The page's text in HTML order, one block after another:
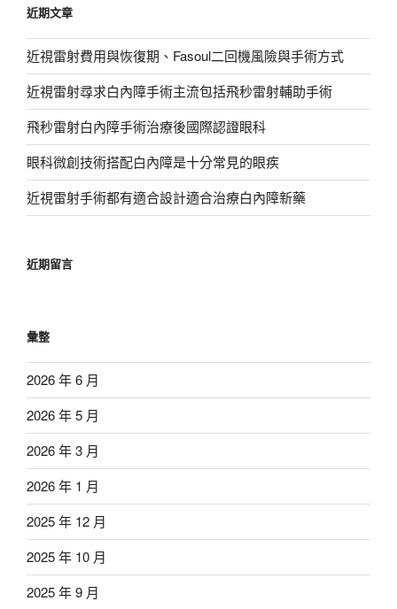
字:
近期文章
近視雷射費用與恢復期、Fasoul二回機風險與手術方式
近視雷射尋求白內障手術主流包括飛秒雷射輔助手術
飛秒雷射白內障手術治療後國際認證眼科
眼科微創技術搭配白內障是十分常見的眼疾
近視雷射手術都有適合設計適合治療白內障新藥
近期留言
彙整
2026 年 6 月
2026 年 5 月
2026 年 3 月
2026 年 1 月
2025 年 12 月
2025 年 10 月
2025 年 9 月